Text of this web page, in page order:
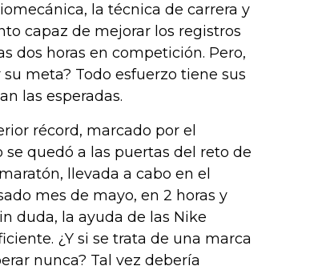
la técnica de carrera y
capaz de mejorar los registros
dos horas en competición. Pero,
meta? Todo esfuerzo tiene sus
las esperadas.
récord, marcado por el
quedó a las puertas del reto de
llevada a cabo en el
mes de mayo, en 2 horas y
duda, la ayuda de las Nike
¿Y si se trata de una marca
nunca? Tal vez debería